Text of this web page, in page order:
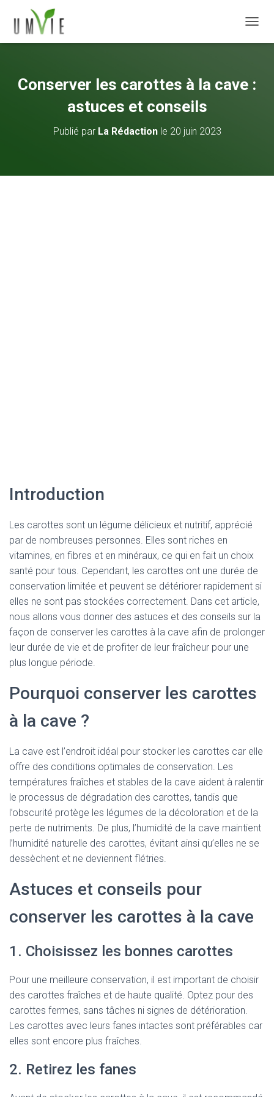
Conserver les carottes à la cave :
astuces et conseils
Publié par La Rédactionle 20 juin 2023
Introduction
Les carottes sont un légume délicieux et nutritif, apprécié
par de nombreuses personnes. Elles sont riches en
vitamines, en fibres et en minéraux, ce qui en fait un choix
santé pour tous. Cependant, les carottes ont une durée de
conservation limitée et peuvent se détériorer rapidement si
elles ne sont pas stockées correctement. Dans cet article,
nous allons vous donner des astuces et des conseils sur la
façon de conserver les carottes à la cave afin de prolonger
leur durée de vie et de profiter de leur fraîcheur pour une
plus longue période.
Pourquoi conserver les carottes
à la cave ?
La cave est l’endroit idéal pour stocker les carottes car elle
offre des conditions optimales de conservation. Les
températures fraîches et stables de la cave aident à ralentir
le processus de dégradation des carottes, tandis que
l’obscurité protège les légumes de la décoloration et de la
perte de nutriments. De plus, l’humidité de la cave maintient
l’humidité naturelle des carottes, évitant ainsi qu’elles ne se
dessèchent et ne deviennent flétries.
Astuces et conseils pour
conserver les carottes à la cave
1. Choisissez les bonnes carottes
Pour une meilleure conservation, il est important de choisir
des carottes fraîches et de haute qualité. Optez pour des
carottes fermes, sans tâches ni signes de détérioration.
Les carottes avec leurs fanes intactes sont préférables car
elles sont encore plus fraîches.
2. Retirez les fanes